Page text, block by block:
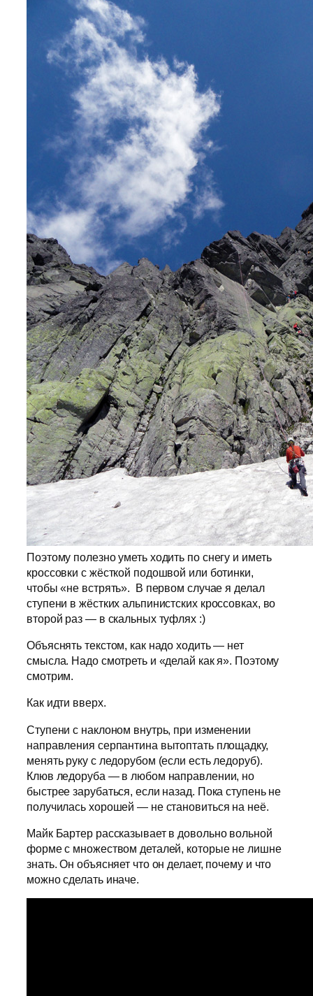
Поэтому полезно уметь ходить по снегу и иметь
кроссовки с жёсткой подошвой или ботинки,
чтобы «не встрять». В первом случае я делал
ступени в жёстких альпинистских кроссовках, во
второй раз — в скальных туфлях :)
Объяснять текстом, как надо ходить — нет
смысла. Надо смотреть и «делай как я». Поэтому
смотрим.
Как идти вверх.
Ступени с наклоном внутрь, при изменении
направления серпантина вытоптать площадку,
менять руку с ледорубом (если есть ледоруб).
Клюв ледоруба — в любом направлении, но
быстрее зарубаться, если назад. Пока ступень не
получилась хорошей — не становиться на неё.
Майк Бартер рассказывает в довольно вольной
форме с множеством деталей, которые не лишне
знать. Он объясняет что он делает, почему и что
можно сделать иначе.